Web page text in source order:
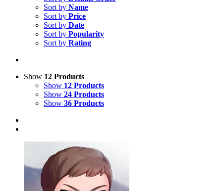
Sort by Name
Sort by Price
Sort by Date
Sort by Popularity
Sort by Rating
Show 12 Products
Show 12 Products
Show 24 Products
Show 36 Products